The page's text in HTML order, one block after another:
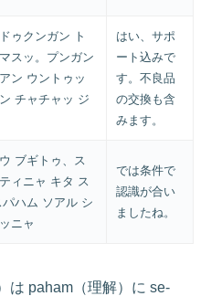
ゥクンガン ト
スッ。プンガン
ン ウントゥッ
チャチャッ ジ
はい、サポ
ート込みで
す。不良品
の交換も含
みます。
ブギトゥ、ス
ィニャ キタ ス
パハム ソアル シ
ニャ
では条件で
認識が合い
ましたね。
は paham（理解）に se-